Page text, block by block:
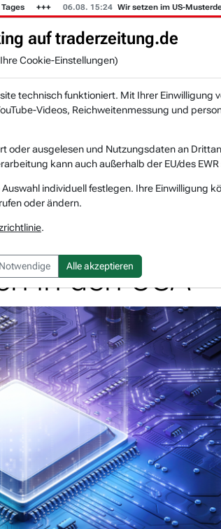
06.08. 15:24 Wir setzen im US-Musterdepot auf
Zeitung Rankings & Trends
Bereits
in den USA
auf traderzeitung.de
Cookie-Einstellungen)
technisch funktioniert. Mit Ihrer Einwilligung
Videos, Reichweitenmessung und
oder ausgelesen und Nutzungsdaten an
kann auch außerhalb der EU/des
individuell festlegen. Ihre Einwilligung
oder ändern.
.
Alle akzeptieren